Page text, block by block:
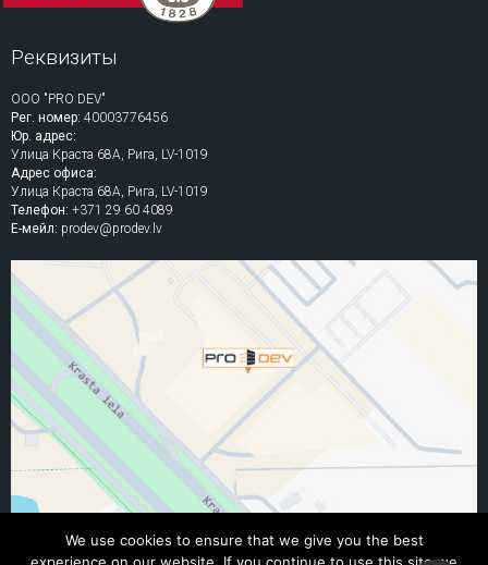
Реквизиты
ООО "PRO DEV"
Рег. номер: 40003776456
Юр. адрес:
Улица Краста 68A, Рига, LV-1019
Адрес офиса:
Улица Краста 68A, Рига, LV-1019
Телефон: +371 29 60 4089
Е-мейл: prodev@prodev.lv
We use cookies to ensure that we give you the best